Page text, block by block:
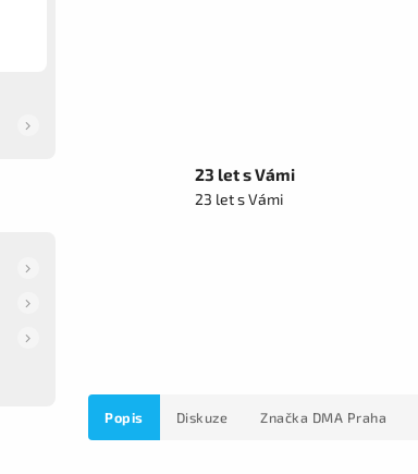
23 let s Vámi
23 let s Vámi
Popis Diskuze Značka DMA Praha